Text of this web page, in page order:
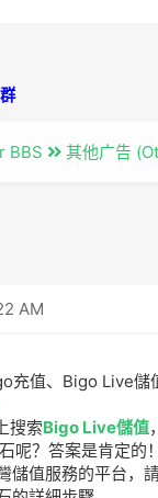
BBS 其他广告
AM
充值、Bigo Live儲
搜索Bigo Live儲值
呢？答案是肯定的
儲值服務的平台，